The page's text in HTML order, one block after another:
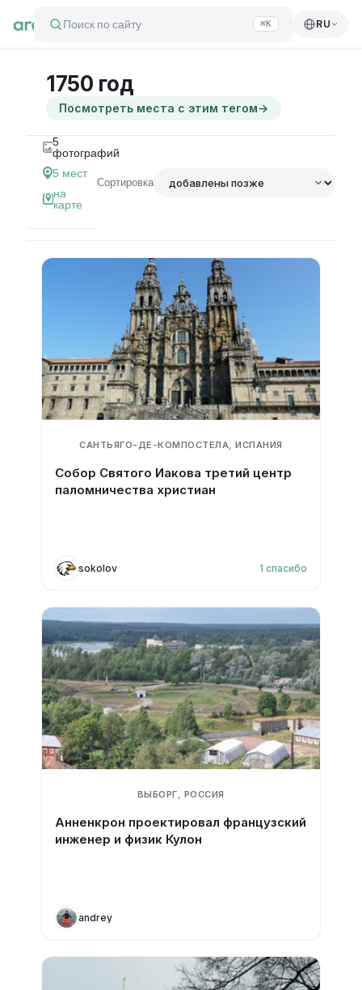
Поиск по сайту ⌘K RU
1750 год
Посмотреть места с этим тегом→
5
фотографий
5 мест
на
карте
Сортировка
САНТЬЯГО-ДЕ-КОМПОСТЕЛА, ИСПАНИЯ
Собор Святого Иакова третий центр
паломничества христиан
sokolov 1 спасибо
ВЫБОРГ, РОССИЯ
Анненкрон проектировал французский
инженер и физик Кулон
andrey